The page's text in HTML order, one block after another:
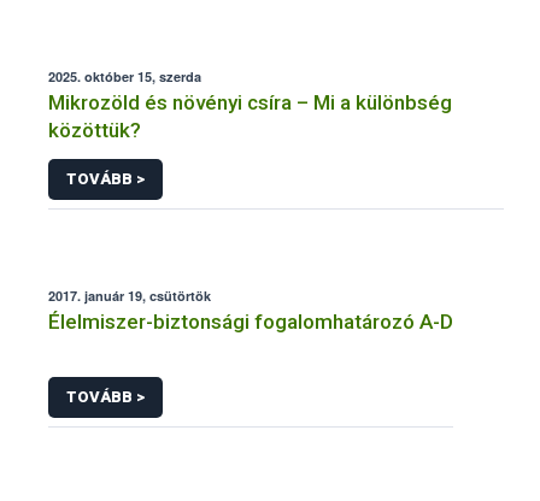
2025. október 15, szerda
Mikrozöld és növényi csíra – Mi a különbség
közöttük?
TOVÁBB >
2017. január 19, csütörtök
Élelmiszer-biztonsági fogalomhatározó A-D
TOVÁBB >